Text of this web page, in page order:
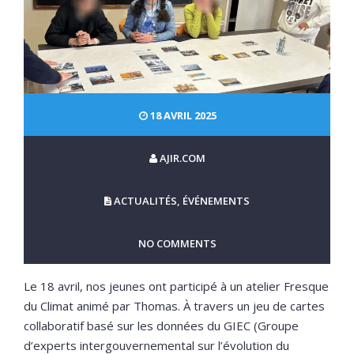
18 AVRIL 2025
AJIR.COM
ACTUALITÉS, ÉVÉNEMENTS
NO COMMENTS
Le 18 avril, nos jeunes ont participé à un atelier Fresque
du Climat animé par Thomas. À travers un jeu de cartes
collaboratif basé sur les données du GIEC (Groupe
d’experts intergouvernemental sur l’évolution du